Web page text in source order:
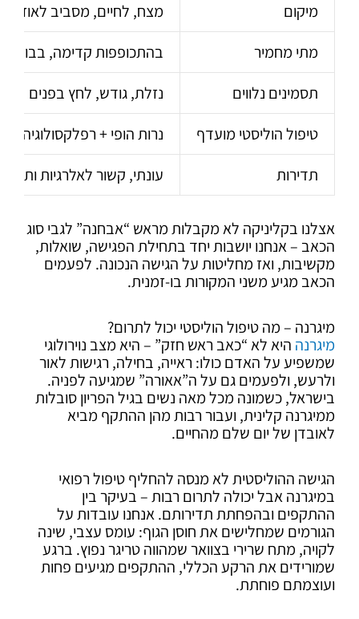
מיקום
מצח, לחיים, מסביב לאוזניים
מתי מחמיר
בהתכופפות קדימה, בבוקר
תסמינים נלווים
נזלת, גודש, לחץ בפנים
טיפול הוליסטי מועדף
נרות הופי + רפלקסולוגיה
תדירות
עונתי, קשור לאלרגיות
אצלנו בקליניקה לא מקבלות מראש “אבחנה” לגבי סוג
הכאב – אנחנו יושבות יחד בתחילת הפגישה, שואלות,
מקשיבות, ואז מחליטות על הגישה הנכונה. לפעמים
הכאב מגיע משני המקורות בו-זמנית.
מיגרנה – מה טיפול הוליסטי יכול לתרום?
מיגרנה היא לא “כאב ראש חזק” – היא מצב נוירולוגי
שמשפיע על האדם כולו: ראייה, בחילה, רגישות לאור
ולרעש, ולפעמים גם על ה”אאורה” שמגיעה לפניה.
בישראל, כשמונה מכל מאה נשים בגיל הפריון סובלות
ממיגרנה קלינית, ועבור רבות מהן ההתקף מביא
לאובדן של יום שלם מהחיים.
הגישה ההוליסטית לא מנסה להחליף טיפול רפואי
במיגרנה אבל יכולה לתרום רבות – בעיקר בין
ההתקפים ובהפחתת תדירותם. אנחנו עובדות על
הגורמים שמחלישים את חוסן הגוף: עומס עצבי, שינה
לקויה, מתח שרירי בצוואר שמהווה טריגר נפוץ. ברגע
שמורידים את הרקע הכללי, ההתקפים מגיעים פחות
ועוצמתם פוחתת.